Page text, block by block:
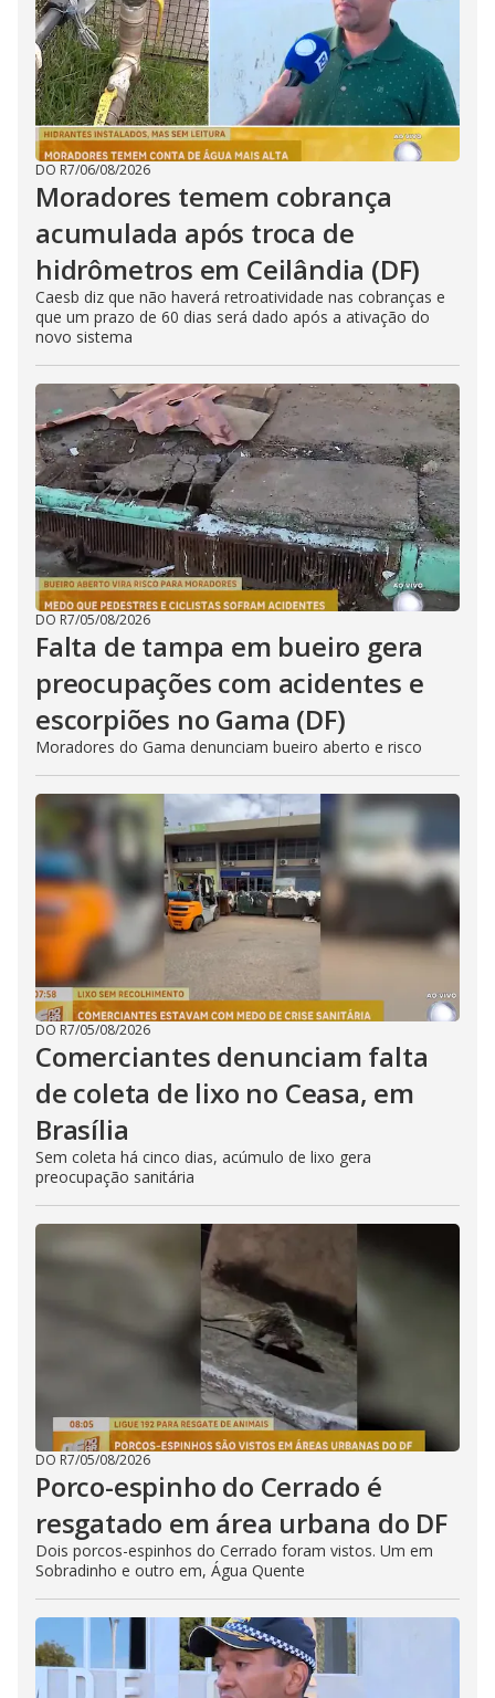
DO R7/06/08/2026
Moradores temem cobrança
acumulada após troca de
hidrômetros em Ceilândia (DF)
Caesb diz que não haverá retroatividade nas cobranças e
que um prazo de 60 dias será dado após a ativação do
novo sistema
DO R7/05/08/2026
Falta de tampa em bueiro gera
preocupações com acidentes e
escorpiões no Gama (DF)
Moradores do Gama denunciam bueiro aberto e risco
DO R7/05/08/2026
Comerciantes denunciam falta
de coleta de lixo no Ceasa, em
Brasília
Sem coleta há cinco dias, acúmulo de lixo gera
preocupação sanitária
DO R7/05/08/2026
Porco-espinho do Cerrado é
resgatado em área urbana do DF
Dois porcos-espinhos do Cerrado foram vistos. Um em
Sobradinho e outro em, Água Quente